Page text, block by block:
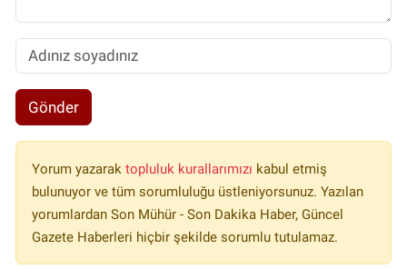
Gönder
Yorum yazarak topluluk kurallarımızı kabul etmiş
bulunuyor ve tüm sorumluluğu üstleniyorsunuz. Yazılan
yorumlardan Son Mühür - Son Dakika Haber, Güncel
Gazete Haberleri hiçbir şekilde sorumlu tutulamaz.